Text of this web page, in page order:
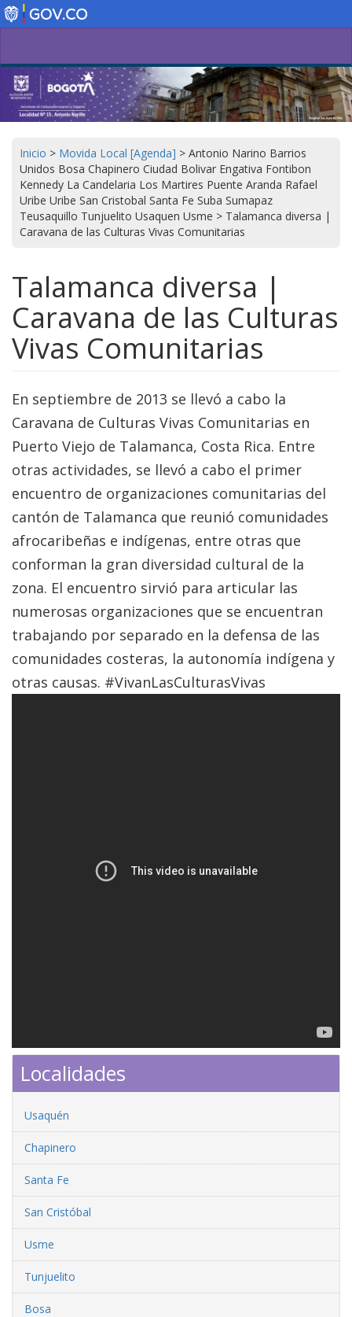
Pasar
al
Inicio > Movida Local [Agenda] > Antonio Narino Barrios
Unidos Bosa Chapinero Ciudad Bolivar Engativa Fontibon
Kennedy La Candelaria Los Martires Puente Aranda Rafael
Uribe Uribe San Cristobal Santa Fe Suba Sumapaz
Teusaquillo Tunjuelito Usaquen Usme > Talamanca diversa |
Caravana de las Culturas Vivas Comunitarias
Talamanca diversa |
Caravana de las Culturas
Vivas Comunitarias
En septiembre de 2013 se llevó a cabo la
Caravana de Culturas Vivas Comunitarias en
Puerto Viejo de Talamanca, Costa Rica. Entre
otras actividades, se llevó a cabo el primer
encuentro de organizaciones comunitarias del
cantón de Talamanca que reunió comunidades
afrocaribeñas e indígenas, entre otras que
conforman la gran diversidad cultural de la
zona. El encuentro sirvió para articular las
numerosas organizaciones que se encuentran
trabajando por separado en la defensa de las
comunidades costeras, la autonomía indígena y
otras causas. #VivanLasCulturasVivas
Localidades
Usaquén
Chapinero
Santa Fe
San Cristóbal
Usme
Tunjuelito
Bosa